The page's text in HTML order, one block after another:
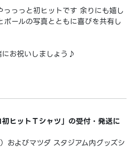
っっと初ヒットです 余りにも嬉し
ールの写真とともに喜びを共有し
お祝いしましょう♪
初ヒットＴシャツ」の受付・発送に
およびマツダ スタジアム内グッズシ